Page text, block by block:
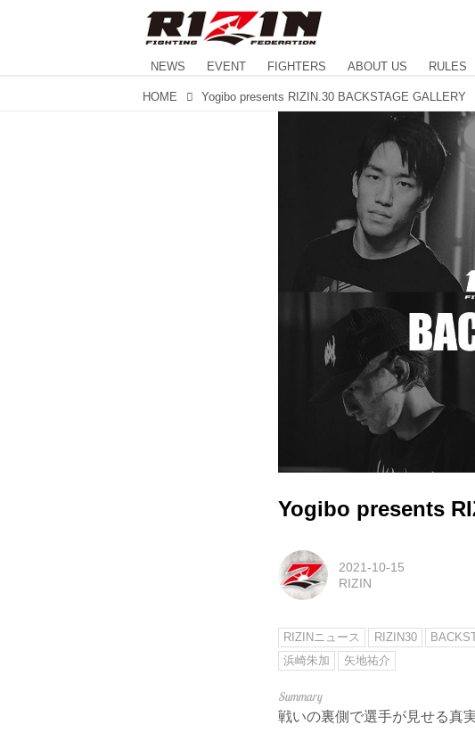
NEWS EVENT FIGHTERS ABOUT US RULES
HOME Yogibo presents RIZIN.30 BACKSTAGE GALLERY
Yogibo presents
2021-10-15
RIZIN
RIZINニュース RIZIN30
浜崎朱加
矢地祐介
戦いの裏側で選手が見せる真